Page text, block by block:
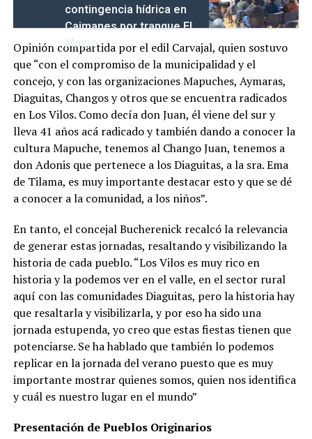
contingencia hídrica en
Caimanes por tranque El
Mauro
Opinión compartida por el edil Carvajal, quien sostuvo
que “con el compromiso de la municipalidad y el
concejo, y con las organizaciones Mapuches, Aymaras,
Diaguitas, Changos y otros que se encuentra radicados
en Los Vilos. Como decía don Juan, él viene del sur y
lleva 41 años acá radicado y también dando a conocer la
cultura Mapuche, tenemos al Chango Juan, tenemos a
don Adonis que pertenece a los Diaguitas, a la sra. Ema
de Tilama, es muy importante destacar esto y que se dé
a conocer a la comunidad, a los niños”.
En tanto, el concejal Bucherenick recalcó la relevancia
de generar estas jornadas, resaltando y visibilizando la
historia de cada pueblo. “Los Vilos es muy rico en
historia y la podemos ver en el valle, en el sector rural
aquí con las comunidades Diaguitas, pero la historia hay
que resaltarla y visibilizarla, y por eso ha sido una
jornada estupenda, yo creo que estas fiestas tienen que
potenciarse. Se ha hablado que también lo podemos
replicar en la jornada del verano puesto que es muy
importante mostrar quienes somos, quien nos identifica
y cuál es nuestro lugar en el mundo”
Presentación de Pueblos Originarios